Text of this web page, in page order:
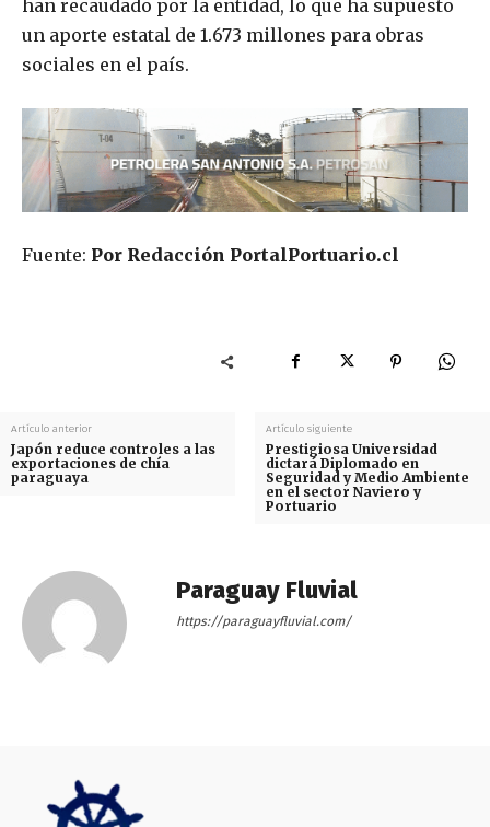
han recaudado por la entidad, lo que ha supuesto
un aporte estatal de 1.673 millones para obras
sociales en el país.
Fuente: Por Redacción PortalPortuario.cl
Artículo anterior
Japón reduce controles a las
exportaciones de chía
paraguaya
Artículo siguiente
Prestigiosa Universidad
dictará Diplomado en
Seguridad y Medio Ambiente
en el sector Naviero y
Portuario
Paraguay Fluvial
https://paraguayfluvial.com/